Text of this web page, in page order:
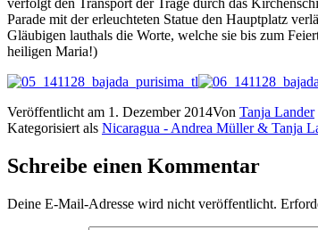
Parade mit der erleuchteten Statue den Hauptplatz
Gläubigen lauthals die Worte, welche sie bis zum
heiligen Maria!)
Veröffentlicht am 1. Dezember 2014Von Tanja Lander
Kategorisiert als Nicaragua - Andrea Müller & Tanja
Schreibe einen Kommentar
Deine E-Mail-Adresse wird nicht veröffentlicht.